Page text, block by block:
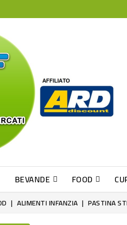
BEVANDE FOOD
ALIMENTI INFANZIA PASTINA